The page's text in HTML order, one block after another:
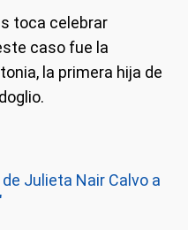
toca celebrar
caso fue la
la primera hija de
Julieta Nair Calvo a